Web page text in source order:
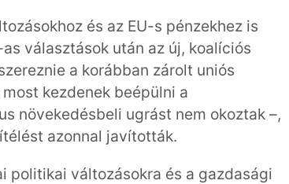
és az EU-s pénzekhez is
választások után az új, koalíciós
a korábban zárolt uniós
kezdenek beépülni a
növekedésbeli ugrást nem okoztak –,
azonnal javították.
politikai változásokra és a gazdasági